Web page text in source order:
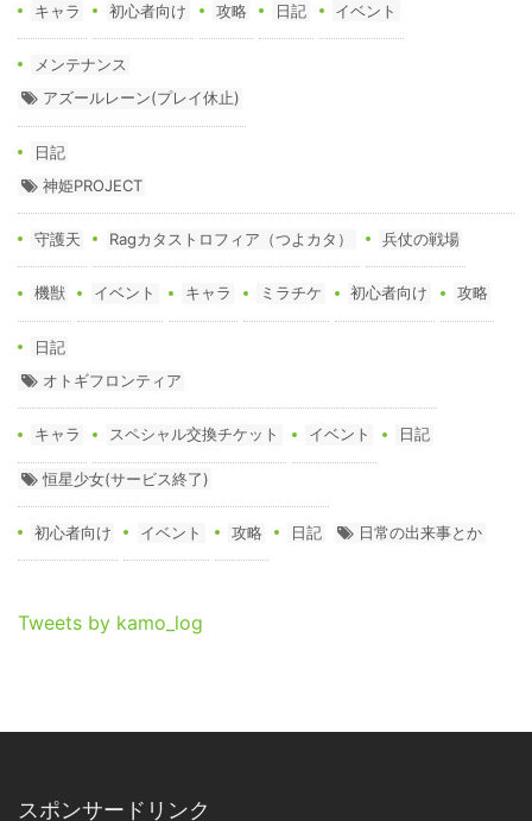
キャラ 初心者向け 攻略 日記 イベント
メンテナンス
アズールレーン(プレイ休止)
日記
神姫PROJECT
守護天 Ragカタストロフィア（つよカタ） 兵仗の戦場
機獣 イベント キャラ ミラチケ 初心者向け 攻略
日記
オトギフロンティア
キャラ スペシャル交換チケット イベント 日記
恒星少女(サービス終了)
初心者向け イベント 攻略 日記 日常の出来事とか
Tweets by kamo_log
スポンサードリンク